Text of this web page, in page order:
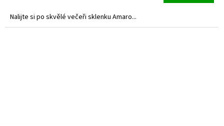
Nalijte si po skvělé večeři sklenku Amaro...